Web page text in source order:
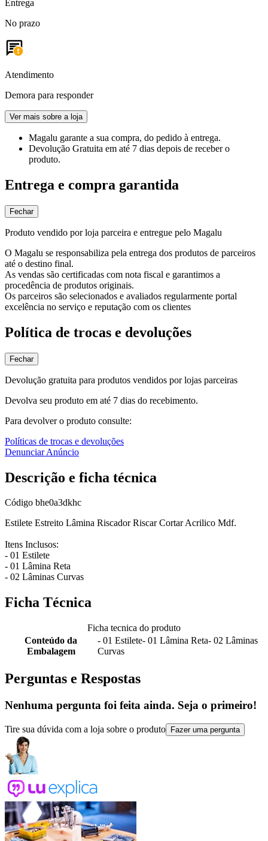
Entrega
No prazo
Atendimento
Demora para responder
Ver mais sobre a loja
Magalu garante a sua compra, do pedido à entrega.
Devolução Gratuita em até 7 dias depois de receber o
produto.
Entrega e compra garantida
Fechar
Produto vendido por loja parceira e entregue pelo Magalu
O Magalu se responsabiliza pela entrega dos produtos de parceiros
até o destino final.
As vendas são certificadas com nota fiscal e garantimos a
procedência de produtos originais.
Os parceiros são selecionados e avaliados regularmente portal
excelência no serviço e reputação com os clientes
Política de trocas e devoluções
Fechar
Devolução gratuita para produtos vendidos por lojas parceiras
Devolva seu produto em até 7 dias do recebimento.
Para devolver o produto consulte:
Políticas de trocas e devoluções
Denunciar Anúncio
Descrição e ficha técnica
Código bhe0a3dkhc
Estilete Estreito Lâmina Riscador Riscar Cortar Acrilico Mdf.
Itens Inclusos:
- 01 Estilete
- 01 Lâmina Reta
- 02 Lâminas Curvas
Ficha Técnica
Ficha tecnica do produto
Conteúdo da
Embalagem
- 01 Estilete- 01 Lâmina Reta- 02 Lâminas
Curvas
Perguntas e Respostas
Nenhuma pergunta foi feita ainda. Seja o primeiro!
Tire sua dúvida com a loja sobre o produto Fazer uma pergunta